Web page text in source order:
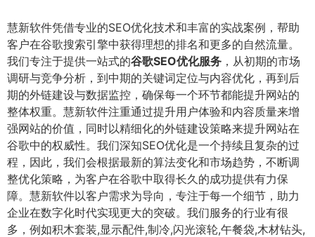
慧新软件凭借专业的SEO优化技术和丰富的实战案例，帮助
客户在谷歌搜索引擎中获得理想的排名和更多的自然流量。
我们专注于提供一站式的谷歌SEO优化服务 ，从初期的市场
调研与竞争分析，到中期的关键词定位与内容优化，再到后
期的外链建设与数据监控，确保每一个环节都能提升网站的
整体权重。慧新软件注重通过提升用户体验和内容质量来增
强网站的价值，同时以精细化的外链建设策略来提升网站在
谷歌中的权威性。我们深知SEO优化是一个持续且复杂的过
程，因此，我们会根据最新的算法变化和市场趋势，不断调
整优化策略，为客户在谷歌中取得长久的成功提供有力保
障。慧新软件以客户需求为导向，专注于每一个细节，助力
企业在数字化时代实现更大的突破。我们服务的行业有很
多，例如积木套装,显示配件,制冷,闪光滚轮,午餐袋,木材钻头,